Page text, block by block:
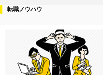
転職ノウハウ